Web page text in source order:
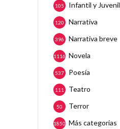
Infantil y Juvenil
105
Narrativa
120
Narrativa breve
396
Novela
1116
Poesía
537
Teatro
111
Terror
50
Más categorias
1850